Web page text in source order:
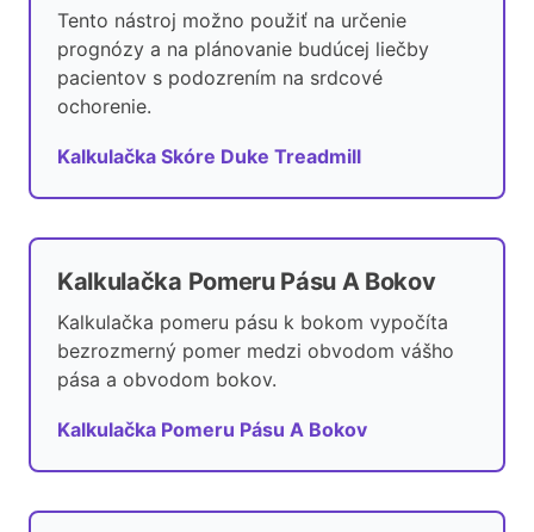
Tento nástroj možno použiť na určenie
prognózy a na plánovanie budúcej liečby
pacientov s podozrením na srdcové
ochorenie.
Kalkulačka Skóre Duke Treadmill
Kalkulačka Pomeru Pásu A Bokov
Kalkulačka pomeru pásu k bokom vypočíta
bezrozmerný pomer medzi obvodom vášho
pása a obvodom bokov.
Kalkulačka Pomeru Pásu A Bokov